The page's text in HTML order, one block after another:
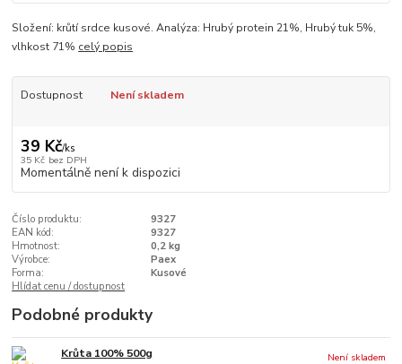
Složení: krůtí srdce kusové. Analýza: Hrubý protein 21%, Hrubý tuk 5%,
vlhkost 71% celý popis
Dostupnost Není skladem
39 Kč/ks
35 Kč bez DPH
Momentálně není k dispozici
Číslo produktu:
9327
EAN kód:
9327
Hmotnost:
0,2 kg
Výrobce:
Paex
Forma:
Kusové
Hlídat cenu / dostupnost
Podobné produkty
Krůta 100% 500g
Není skladem